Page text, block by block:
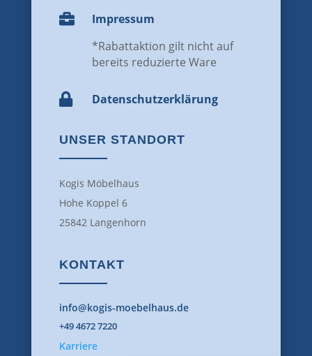

Impressum
*Rabattaktion gilt nicht auf
bereits reduzierte Ware
 Datenschutz­erklärung
UNSER STANDORT
Kogis Möbelhaus
Hohe Koppel 6
25842 Langenhorn
KONTAKT
info@kogis-moebelhaus.de
+49 4672 7220
Karriere